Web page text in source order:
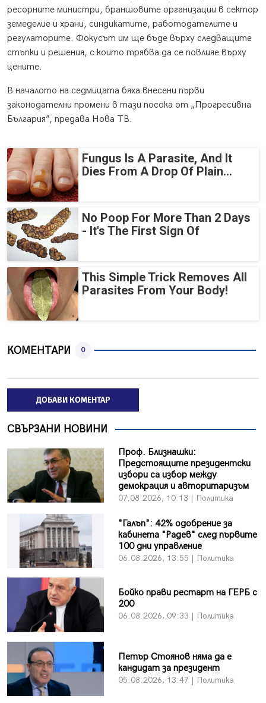
ресорните министри, браншовите организации в сектор
земеделие и храни, синдикатите, работодателите и
регулаторите. Фокусът им ще бъде върху следващите
стъпки и решения, с които трябва да се повлияе върху
цените.
В началото на седмицата бяха внесени първи
законодателни промени в тази посока от „Прогресивна
България”, предава Нова ТВ.
Fungus Is A Parasite, And It
Dies From A Drop Of Plain...
No Poop For More Than 2 Days
- It's The First Sign Of
This Simple Trick Removes All
Parasites From Your Body!
КОМЕНТАРИ 0
ДОБАВИ КОМЕНТАР
СВЪРЗАНИ НОВИНИ
Проф. Близнашки:
Предстоящите президентски
избори са избор между
демокрация и авторитаризъм
07.08.2026, 10:13 | Политика
"Галъп": 42% одобрение за
кабинета "Радев" след първите
100 дни управление
06.08.2026, 13:55 | Политика
Бойко прави рестарт на ГЕРБ с
200
06.08.2026, 09:33 | Политика
Петър Стоянов няма да е
кандидат за президент
05.08.2026, 13:47 | Политика